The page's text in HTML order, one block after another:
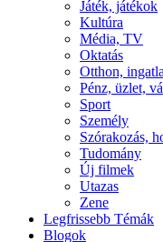
Játék, játékok
Kultúra
Média, TV
Oktatás
Otthon,
Pénz, üzlet,
Sport
Személy
Szórakozás,
Tudomány
Új filmek
Utazas
Zene
Legfrissebb Témák
Blogok